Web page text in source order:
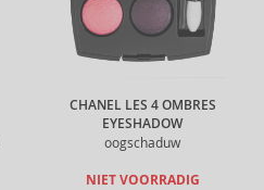
CHANEL LES 4 OMBRES
EYESHADOW
oogschaduw
NIET VOORRADIG